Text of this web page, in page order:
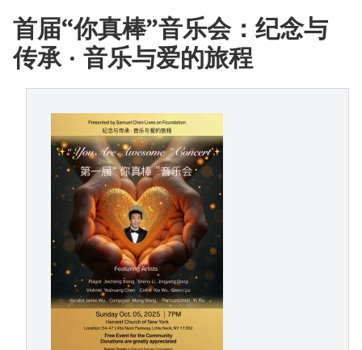
首届“你真棒”音乐会：纪念与
传承 · 音乐与爱的旅程